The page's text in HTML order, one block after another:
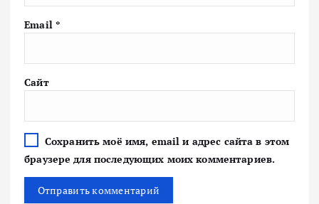
Email *
Сайт
Сохранить моё имя, email и адрес сайта в этом
браузере для последующих моих комментариев.